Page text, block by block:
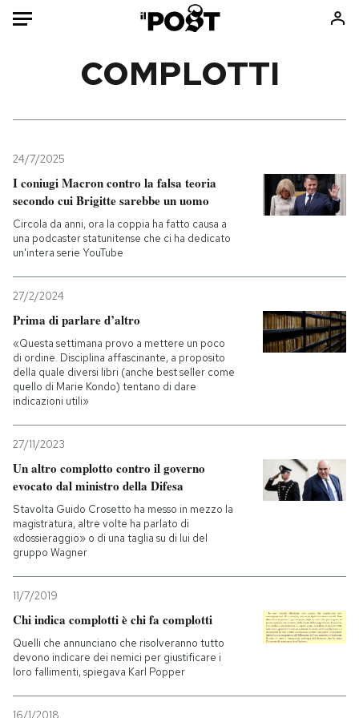
Mondo
Politica
Tecnologia
Internet
Scienza
Economia
Sport
Consumismi
Storie/Idee
Ok Boomer!
Mondiali calcio 2026
PODCAST
NEWSLETTER
SHOP
CALENDARIO
AREA PERSONALE
COMPLOTTI
24/7/2025
I coniugi Macron contro la falsa teoria
secondo cui Brigitte sarebbe un uomo
Circola da anni, ora la coppia ha fatto causa a
una podcaster statunitense che ci ha dedicato
un'intera serie YouTube
27/2/2024
Prima di parlare d’altro
«Questa settimana provo a mettere un poco
di ordine. Disciplina affascinante, a proposito
della quale diversi libri (anche best seller come
quello di Marie Kondo) tentano di dare
indicazioni utili»
27/11/2023
Un altro complotto contro il governo
evocato dal ministro della Difesa
Stavolta Guido Crosetto ha messo in mezzo la
magistratura, altre volte ha parlato di
«dossieraggio» o di una taglia su di lui del
gruppo Wagner
11/7/2019
Chi indica complotti è chi fa complotti
Quelli che annunciano che risolveranno tutto
devono indicare dei nemici per giustificare i
loro fallimenti, spiegava Karl Popper
16/1/2018